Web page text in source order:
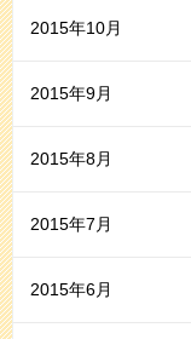
2015年10月
2015年9月
2015年8月
2015年7月
2015年6月